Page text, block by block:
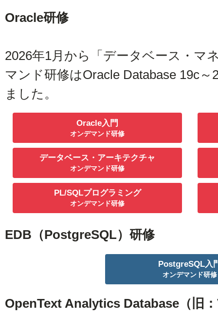
Oracle研修
2026年1月から「データベース・マ
マンド研修はOracle Database 19c
ました。
Oracle入門
オンデマンド研修
データベース・アーキテクチャ
オンデマンド研修
PL/SQLプログラミング
オンデマンド研修
EDB（PostgreSQL）研修
PostgreSQL入
オンデマンド研修
OpenText Analytics Database（旧